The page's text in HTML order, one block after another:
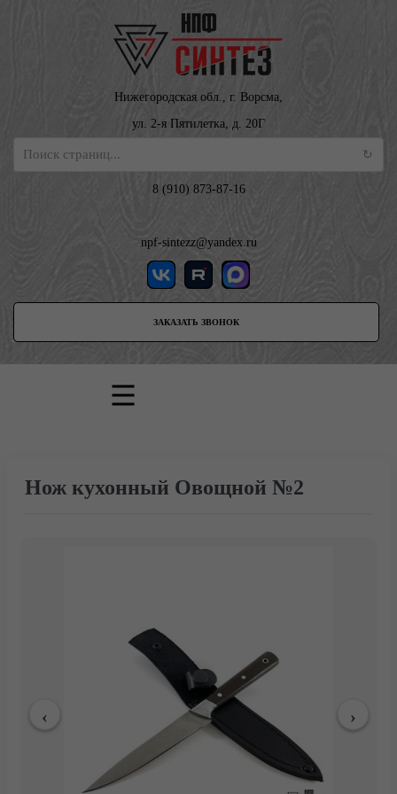
Нижегородская обл., г. Ворсма,
ул. 2-я Пятилетка, д. 20Г
8 (910) 873-87-16
npf-sintezz@yandex.ru
ЗАКАЗАТЬ ЗВОНОК
Каталог
Нож кухонный Овощной №2